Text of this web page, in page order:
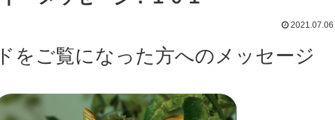
2021.07.06
をご覧になった方へのメッセージ